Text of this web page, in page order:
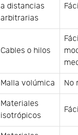
a distancias
arbitrarias
Cables o hilos
Malla volúmica No
Materiales
isotrópicos